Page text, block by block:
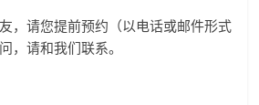
，请您提前预约（以电话或邮件形式
，请和我们联系。